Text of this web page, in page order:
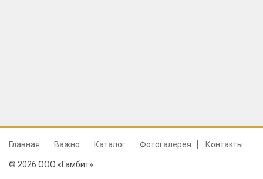
Главная Важно Каталог Фотогалерея Контакты
© 2026 ООО «Гамбит»